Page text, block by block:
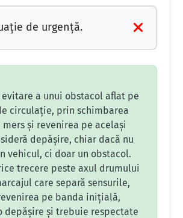
de urgenţă.
evitare a unui obstacol aflat pe
circulație, prin schimbarea
și revenirea pe același
depășire, chiar dacă nu
vehicul, ci doar un obstacol.
trecere peste axul drumului
care separă sensurile,
pe banda inițială,
depășire și trebuie respectate